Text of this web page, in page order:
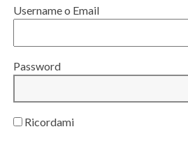
Username o Email
Password
Ricordami